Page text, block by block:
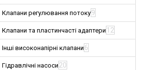
Клапани регулювання потоку9
Клапани та пластинчасті адаптери 12
Інші високонапірні клапани 6
Гідравлічні насоси 20